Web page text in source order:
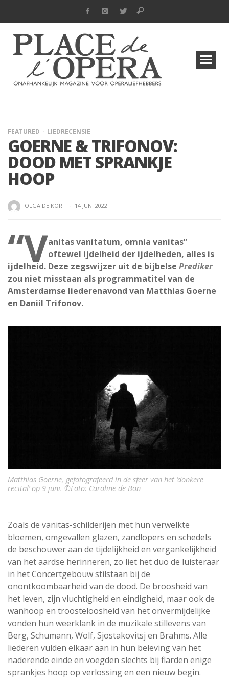
FEATURED LIEDRECENSIE
GOERNE & TRIFONOV:
DOOD MET SPRANKJE
HOOP
OLGA DE KORT · 14 JUNI 2022
“Vanitas vanitatum, omnia vanitas”
oftewel ijdelheid der ijdelheden, alles is
ijdelheid. Deze zegswijzer uit de bijbelse Prediker
zou niet misstaan als programmatitel van de
Amsterdamse liederenavond van Matthias Goerne
en Daniil Trifonov.
Matthias Goerne, gefotografeerd in de sfeer van het ‘donkere
recital’ op 9 juni. ©Foto: Caroline de Bon
Zoals de vanitas-schilderijen met hun verwelkte
bloemen, omgevallen glazen, zandlopers en schedels
de beschouwer aan de tijdelijkheid en vergankelijkheid
van het aardse herinneren, zo liet het duo de luisteraar
in het Concertgebouw stilstaan bij de
onontkoombaarheid van de dood. De broosheid van
het leven, zijn vluchtigheid en eindigheid, maar ook de
wanhoop en troosteloosheid van het onvermijdelijke
vonden hun weerklank in de muzikale stillevens van
Berg, Schumann, Wolf, Sjostakovitsj en Brahms. Alle
liederen vulden elkaar aan in hun beleving van het
naderende einde en voegden slechts bij flarden enige
sprankjes hoop op verlossing en een nieuw begin.